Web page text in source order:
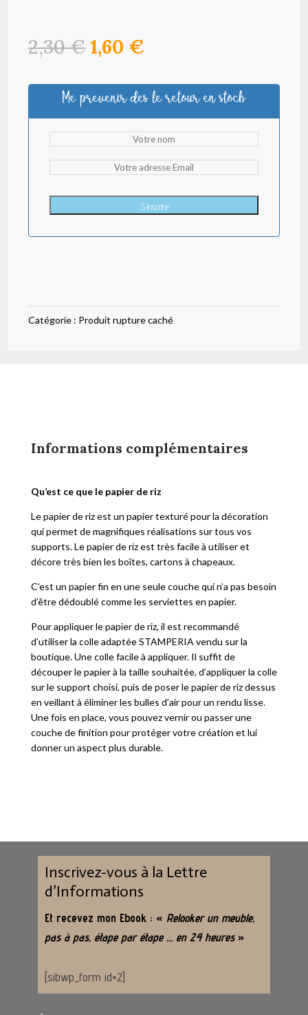
2,30€Le
prix
initial
était :
2,30 €.
1,60 €
actuel
est :
1,60 €.
Me prevenir des le retour en stock
S'inscrire
Catégorie : Produit rupture caché
Informations complémentaires
Qu’est ce que le papier de riz
Le papier de riz est un papier texturé pour la décoration
qui permet de magnifiques réalisations sur tous vos
supports. Le papier de riz est très facile à utiliser et
décore très bien les boîtes, cartons à chapeaux.
C’est un papier fin en une seule couche qui n’a pas besoin
d’être dédoublé comme les serviettes en papier.
Pour appliquer le papier de riz, il est recommandé
d’utiliser la colle adaptée STAMPERIA vendu sur la
boutique. Une colle facile à appliquer. Il suffit de
découper le papier à la taille souhaitée, d’appliquer la colle
sur le support choisi, puis de poser le papier de riz dessus
en veillant à éliminer les bulles d’air pour un rendu lisse.
Une fois en place, vous pouvez vernir ou passer une
couche de finition pour protéger votre création et lui
donner un aspect plus durable.
Inscrivez-vous à la Lettre
d’Informations
Et recevez mon Ebook : « Relooker un meuble,
pas à pas, étape par étape … en 24 heures »
[sibwp_form id=2]